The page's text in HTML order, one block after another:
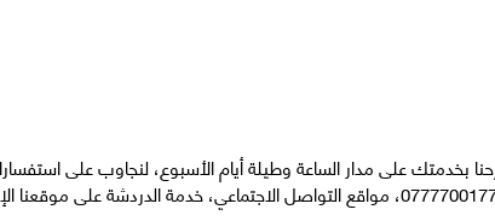
بخدمتك على مدار الساعة وطيلة أيام الأسبوع، لنجاوب على
مواقع التواصل الاجتماعي، خدمة الدردشة على موقعنا الإلكتروني أو من خلال